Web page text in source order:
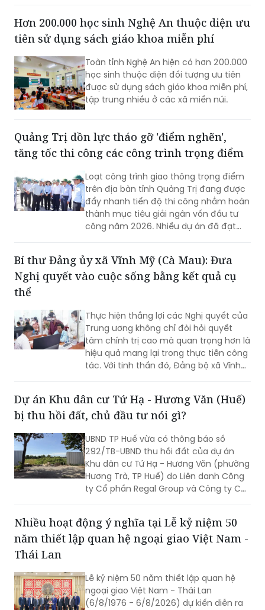
Toàn tỉnh Nghệ An hiện có hơn 200.000
học sinh thuộc diện đối tượng ưu tiên
được sử dụng sách giáo khoa miễn phí,
tập trung nhiều ở các xã miền núi.
Quảng Trị dồn lực tháo gỡ 'điểm nghẽn',
Loạt công trình giao thông trọng điểm
trên địa bàn tỉnh Quảng Trị đang được
đẩy nhanh tiến độ thi công nhằm hoàn
thành mục tiêu giải ngân vốn đầu tư
công năm 2026. Nhiều dự án đã đạt
khối lượng thi công lớn, một số công
trình cơ bản hoàn thành, song công tác
giải phóng mặt bằng vẫn là "nút thắt"
chung.
Bí thư Đảng ủy xã Vĩnh Mỹ (Cà Mau): Đưa
thể
Thực hiện thắng lợi các Nghị quyết của
tâm chính trị cao mà quan trọng hơn là
hiệu quả mang lại trong thực tiễn công
tác. Với tinh thần đó, Đảng bộ xã Vĩnh
Mỹ xác định lấy chất lượng thực thi làm
thước đo năng lực lãnh đạo, xây dựng
đội ngũ cán bộ đủ phẩm chất, năng
của Đảng đi vào cuộc sống. Từ đó tạo
chuyển biến rõ nét trong phát triển kinh
tế - xã hội và nâng cao đời sống Nhân
dân.
Dự án Khu dân cư Tứ Hạ - Hương Văn (Huế)
UBND TP Huế vừa có thông báo số
292/TB-UBND thu hồi đất của dự án
Khu dân cư Tứ Hạ - Hương Văn (phường
Hương Trà, TP Huế) do Liên danh Công
ty Cổ phần Regal Group và Công ty Cổ
phần Tập đoàn Đất Xanh làm chủ đầu
tư.
Nhiều hoạt động ý nghĩa tại Lễ kỷ niệm 50
Thái Lan
Lễ kỷ niệm 50 năm thiết lập quan hệ
(6/8/1976 - 6/8/2026) dự kiến diễn ra
tại Nghệ An vào ngày 10/8 với nhiều
hoạt động ý nghĩa.